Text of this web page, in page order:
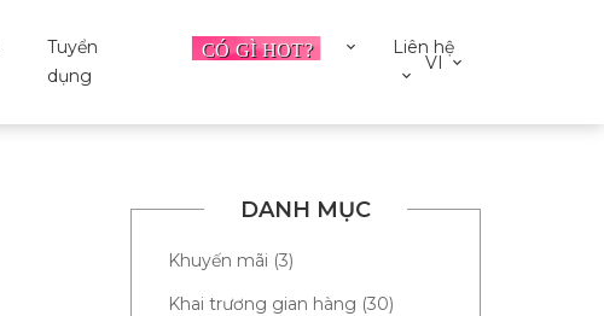
Tuyển
dụng
Liên hệ
VI
DANH MỤC
Khuyến mãi (3)
Khai trương gian hàng (30)